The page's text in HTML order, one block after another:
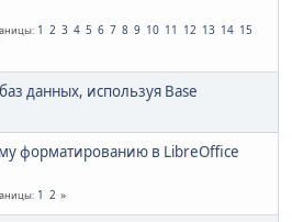
1 2 3 4 5 6 7 8 9 10 11 12 13 14 15
данных, используя Base
форматированию в LibreOffice
1 2